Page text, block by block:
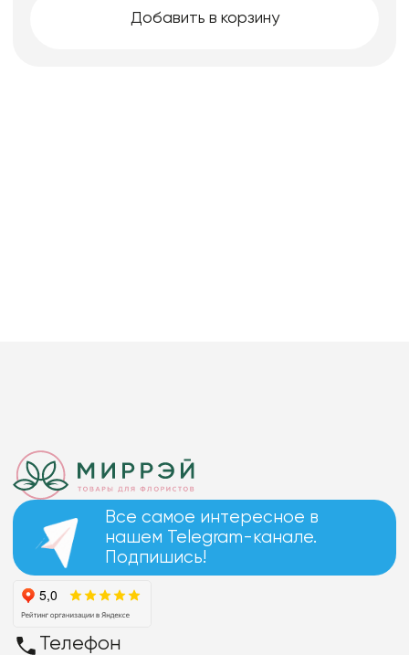
Добавить в корзину
Все самое интересное в
нашем Telegram-канале.
Подпишись!
Телефон